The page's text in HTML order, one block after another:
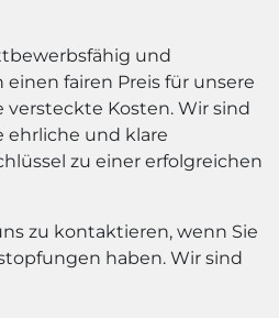
und
fairen Preis für unsere
Kosten. Wir sind
ehrliche und klare
zu einer erfolgreichen
zu kontaktieren, wenn Sie
haben. Wir sind